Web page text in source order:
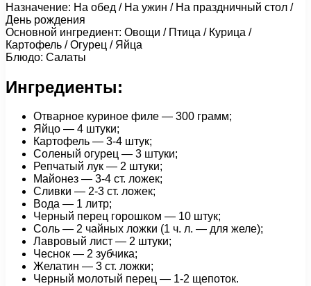
Назначение: На обед / На ужин / На праздничный стол /
День рождения
Основной ингредиент: Овощи / Птица / Курица /
Картофель / Огурец / Яйца
Блюдо: Салаты
Ингредиенты:
Отварное куриное филе — 300 грамм;
Яйцо — 4 штуки;
Картофель — 3-4 штук;
Соленый огурец — 3 штуки;
Репчатый лук — 2 штуки;
Майонез — 3-4 ст. ложек;
Сливки — 2-3 ст. ложек;
Вода — 1 литр;
Черный перец горошком — 10 штук;
Соль — 2 чайных ложки (1 ч. л. — для желе);
Лавровый лист — 2 штуки;
Чеснок — 2 зубчика;
Желатин — 3 ст. ложки;
Черный молотый перец — 1-2 щепоток.